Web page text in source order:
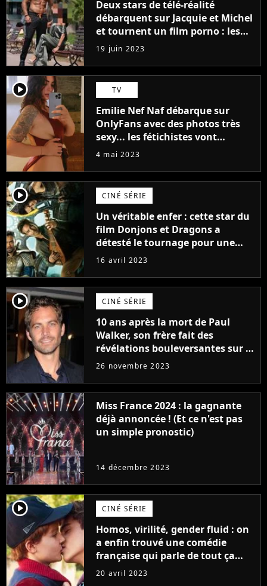
Deux stars de télé-réalité
débarquent sur Jacquie et Michel
et tournent un film porno : les
premières images du tournage
(exclu)
19 juin 2023
player2 TV
Emilie Nef Naf débarque sur
OnlyFans avec des photos très
sexy... les fétichistes vont
prendre leur pied !
4 mai 2023
player2 CINÉ SÉRIE
Un véritable enfer : cette star du
film Donjons et Dragons a
détesté le tournage pour une
raison très spéciale
16 avril 2023
player2 CINÉ SÉRIE
10 ans après la mort de Paul
Walker, son frère fait des
révélations bouleversantes sur la
réaction des acteurs de Fast and
26 novembre 2023
Miss France 2024 : la gagnante
déjà annoncée ! (Et ce n'est pas
un simple pronostic)
14 décembre 2023
player2 CINÉ SÉRIE
Homos, virilité, gender fluid : on
a enfin trouvé une comédie
française qui parle de tout ça
sans être super ringarde
20 avril 2023